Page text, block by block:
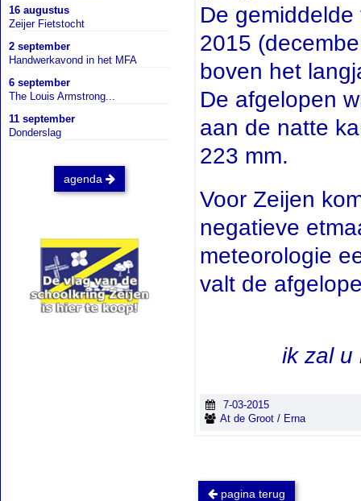
16 augustus
Zeijer Fietstocht
2 september
Handwerkavond in het MFA
6 september
The Louis Armstrong...
11 september
Donderslag
agenda
De
2015
boven het
De afgelopen
aan de natte
223 mm.
Voor Zeijen
negatieve
meteorologie
valt de
ik zal u
7-03-2015
At de Groot / Erna
pagina terug